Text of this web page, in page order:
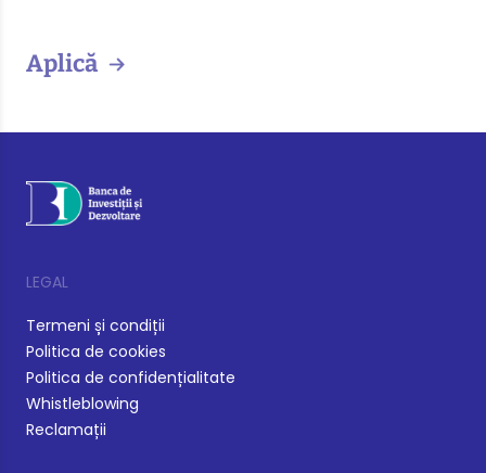
Aplică
LEGAL
Termeni și condiții
Politica de cookies
Politica de confidențialitate
Whistleblowing
Reclamații